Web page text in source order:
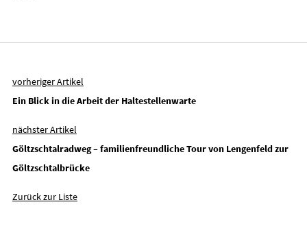
vorheriger Artikel
Ein Blick in die Arbeit der Haltestellenwarte
nächster Artikel
Göltzschtalradweg – familienfreundliche Tour von Lengenfeld zur
Göltzschtalbrücke
Zurück zur Liste